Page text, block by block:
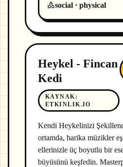
social · physical
Heykel - Fincan
Kedi
KAYNAK :
ETKINLIK.IO
Kendi Heykelinizi
ortamda, harika müzikler
ellerinizle üç boyutlu bir
büyüsünü keşfedin.